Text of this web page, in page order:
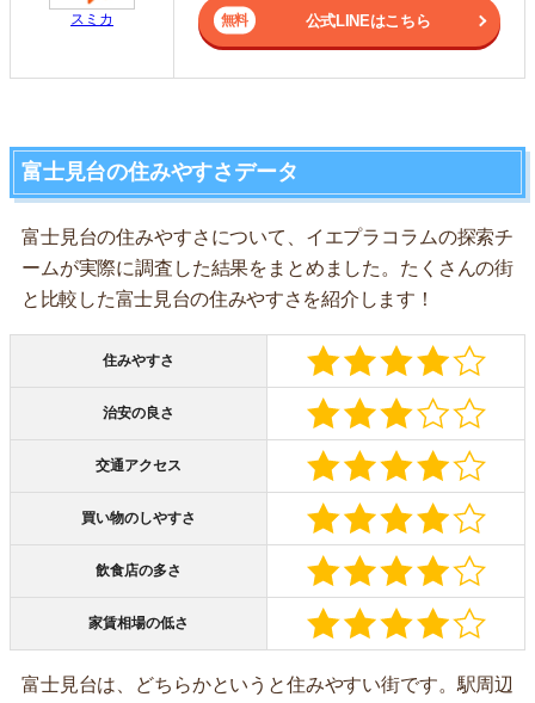
スミカ 公式LINEはこちら
富士見台の住みやすさデータ
富士見台の住みやすさについて、イエプラコラムの探索チ
ームが実際に調査した結果をまとめました。たくさんの街
と比較した富士見台の住みやすさを紹介します！
住みやすさ
治安の良さ
交通アクセス
買い物のしやすさ
飲食店の多さ
家賃相場の低さ
富士見台は、どちらかというと住みやすい街です。駅周辺